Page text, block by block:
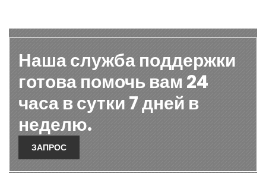
Наша служба поддержки
готова помочь вам 24
часа в сутки 7 дней в
неделю.
ЗАПРОС